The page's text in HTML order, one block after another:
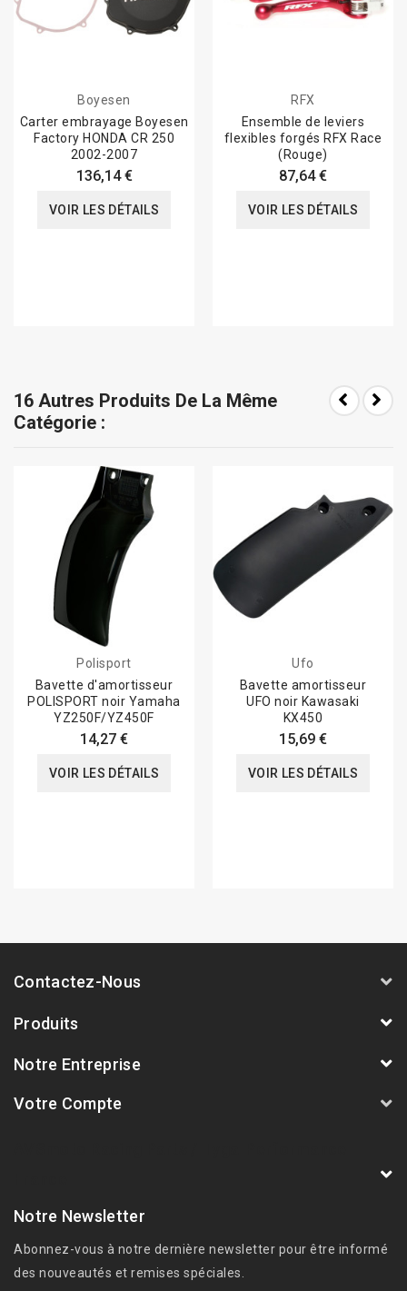
Boyesen
Carter embrayage Boyesen
Factory HONDA CR 250
2002-2007
136,14 €
VOIR LES DÉTAILS
RFX
Ensemble de leviers
flexibles forgés RFX Race
(Rouge)
87,64 €
VOIR LES DÉTAILS
16 Autres Produits De La Même
Catégorie :
Polisport
Bavette d'amortisseur
POLISPORT noir Yamaha
YZ250F/YZ450F
14,27 €
VOIR LES DÉTAILS
Ufo
Bavette amortisseur
UFO noir Kawasaki
KX450
15,69 €
VOIR LES DÉTAILS
Contactez-Nous
Produits
Notre Entreprise
Votre Compte
Notre Newsletter
Abonnez-vous à notre dernière newsletter pour être informé
des nouveautés et remises spéciales.